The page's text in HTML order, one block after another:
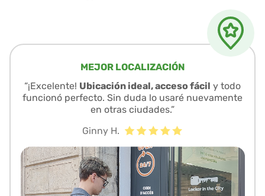
MEJOR LOCALIZACIÓN
“¡Excelente! Ubicación ideal, acceso fácil y todo
funcionó perfecto. Sin duda lo usaré nuevamente
en otras ciudades.”
Ginny H.